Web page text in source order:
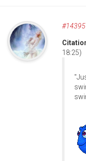
#14395
18:25)